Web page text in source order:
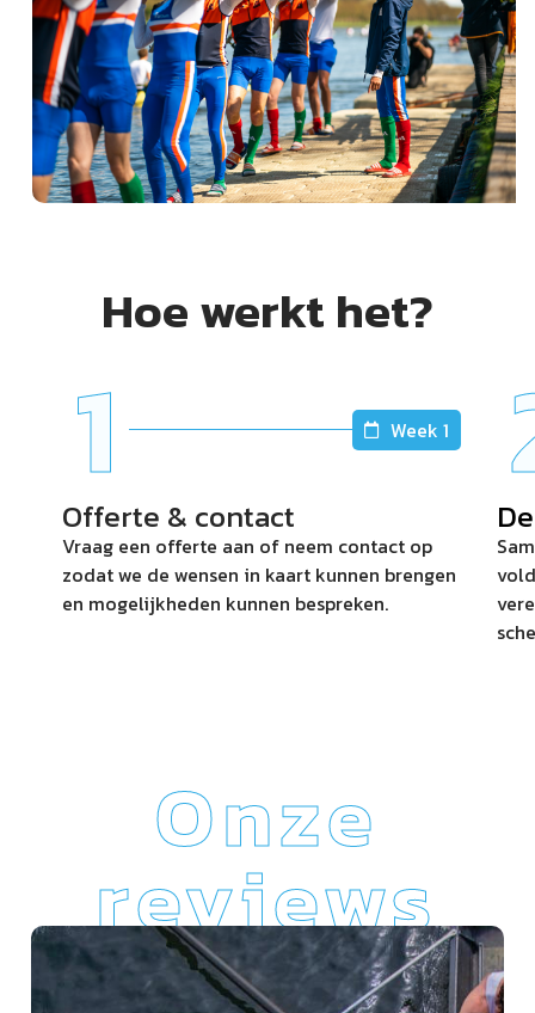
Hoe werkt het?
1 Week 1
Offerte & contact
Vraag een offerte aan of neem contact op
zodat we de wensen in kaart kunnen brengen
en mogelijkheden kunnen bespreken.
Onze
reviews